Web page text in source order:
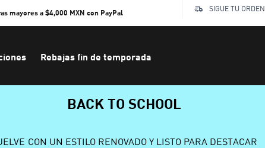
mayores a $4,000 MXN con PayPal
SIGUE TU ORDEN
Rebajas fin de temporada
BACK TO SCHOOL
CON UN ESTILO RENOVADO Y LISTO PARA DESTACAR